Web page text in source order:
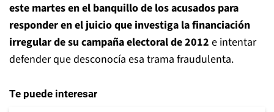
este martes en el banquillo de los acusados para
responder en el juicio que investiga la financiación
irregular de su campaña electoral de 2012 e intentar
defender que desconocía esa trama fraudulenta.
Te puede interesar